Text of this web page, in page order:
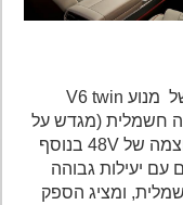
המנוע המשודך לדגם הקופה בעל נפח של מנוע V6 twin
הנעה חשמלית (מגדש על
חשמלי (e-supercharge של סוללה בעוצמה של 48V בנוסף
יעילות גבוהה
ומציג הספק